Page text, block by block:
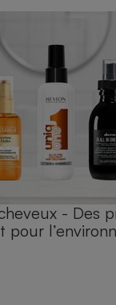
- Des
pour